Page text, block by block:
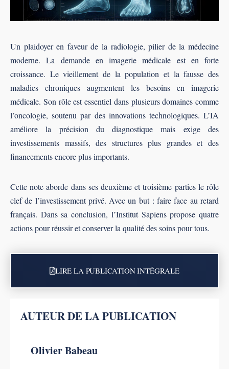
Un plaidoyer en faveur de la radiologie, pilier de la médecine
moderne. La demande en imagerie médicale est en forte
croissance. Le vieillement de la population et la fausse des
maladies chroniques augmentent les besoins en imagerie
médicale. Son rôle est essentiel dans plusieurs domaines comme
l’oncologie, soutenu par des innovations technologiques. L’IA
améliore la précision du diagnostique mais exige des
investissements massifs, des structures plus grandes et des
financements encore plus importants.
Cette note aborde dans ses deuxième et troisième parties le rôle
clef de l’investissement privé. Avec un but : faire face au retard
français. Dans sa conclusion, l’Institut Sapiens propose quatre
actions pour réussir et conserver la qualité des soins pour tous.
LIRE LA PUBLICATION INTÉGRALE
AUTEUR DE LA PUBLICATION
Olivier Babeau